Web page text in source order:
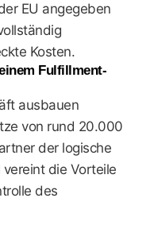
EU angegeben
Kosten.
Fulfillment-
ausbauen
von rund 20.000
der logische
die Vorteile
des